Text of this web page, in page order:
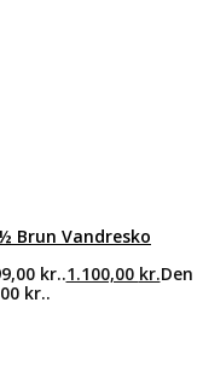
Brun Vandresko
kr..1.100,00 kr.Den
kr..